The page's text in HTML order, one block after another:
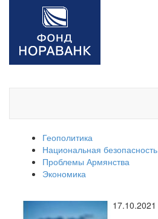
Геополитика
Национальная безопасность
Проблемы Армянства
Экономика
17.10.2021